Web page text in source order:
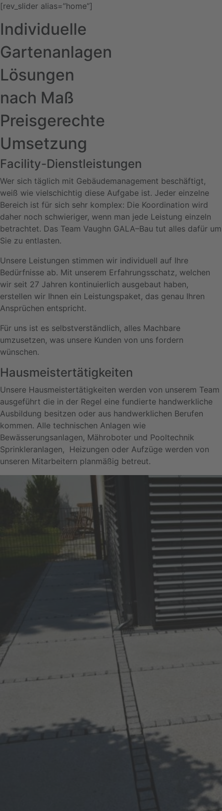
[rev_slider alias=”home”]
Individuelle
Gartenanlagen
Lösungen
nach Maß
Preisgerechte
Umsetzung
Facility-Dienstleistungen
Wer sich täglich mit Gebäudemanagement beschäftigt,
weiß wie vielschichtig diese Aufgabe ist. Jeder einzelne
Bereich ist für sich sehr komplex: Die Koordination wird
daher noch schwieriger, wenn man jede Leistung einzeln
betrachtet. Das Team Vaughn GALA–Bau tut alles dafür um
Sie zu entlasten.
Unsere Leistungen stimmen wir individuell auf Ihre
Bedürfnisse ab. Mit unserem Erfahrungsschatz, welchen
wir seit 27 Jahren kontinuierlich ausgebaut haben,
erstellen wir Ihnen ein Leistungspaket, das genau Ihren
Ansprüchen entspricht.
Für uns ist es selbstverständlich, alles Machbare
umzusetzen, was unsere Kunden von uns fordern
wünschen.
Hausmeistertätigkeiten
Unsere Hausmeistertätigkeiten werden von unserem Team
ausgeführt die in der Regel eine fundierte handwerkliche
Ausbildung besitzen oder aus handwerklichen Berufen
kommen. Alle technischen Anlagen wie
Bewässerungsanlagen, Mähroboter und Pooltechnik
Sprinkleranlagen, Heizungen oder Aufzüge werden von
unseren Mitarbeitern planmäßig betreut.